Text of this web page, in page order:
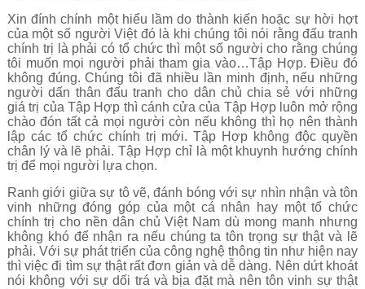
Xin đính chính một hiểu lầm do thành kiến hoặc sự hời hợt
của một số người Việt đó là khi chúng tôi nói rằng đấu tranh
chính trị là phải có tổ chức thì một số người cho rằng chúng
tôi muốn mọi người phải tham gia vào…Tập Hợp. Điều đó
không đúng. Chúng tôi đã nhiều lần minh định, nếu những
người dấn thân đấu tranh cho dân chủ chia sẻ với những
giá trị của Tập Hợp thì cánh cửa của Tập Hợp luôn mở rộng
chào đón tất cả mọi người còn nếu không thì họ nên thành
lập các tổ chức chính trị mới. Tập Hợp không độc quyền
chân lý và lẽ phải. Tập Hợp chỉ là một khuynh hướng chính
trị để mọi người lựa chọn.
Ranh giới giữa sự tô vẽ, đánh bóng với sự nhìn nhận và tôn
vinh những đóng góp của một cá nhân hay một tổ chức
chính trị cho nền dân chủ Việt Nam dù mong manh nhưng
không khó để nhận ra nếu chúng ta tôn trọng sự thật và lẽ
phải. Với sự phát triển của công nghệ thông tin như hiện nay
thì việc đi tìm sự thật rất đơn giản và dễ dàng. Nên dứt khoát
nói không với sự dối trá và bịa đặt mà nên tôn vinh sự thật